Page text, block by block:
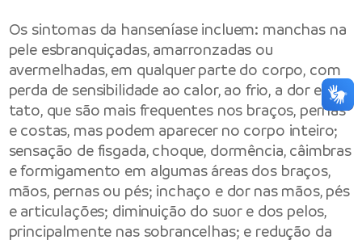
Os sintomas da hanseníase incluem: manchas na
pele esbranquiçadas, amarronzadas ou
avermelhadas, em qualquer parte do corpo, com
perda de sensibilidade ao calor, ao frio, a dor e ao
tato, que são mais frequentes nos braços, pernas
e costas, mas podem aparecer no corpo inteiro;
sensação de fisgada, choque, dormência, câimbras
e formigamento em algumas áreas dos braços,
mãos, pernas ou pés; inchaço e dor nas mãos, pés
e articulações; diminuição do suor e dos pelos,
principalmente nas sobrancelhas; e redução da